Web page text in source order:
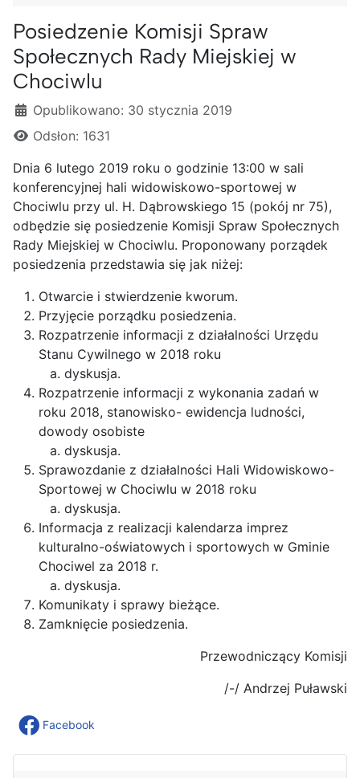
Posiedzenie Komisji Spraw
Społecznych Rady Miejskiej w
Chociwlu
Szczegóły
Opublikowano: 30 stycznia 2019
Odsłon: 1631
Dnia 6 lutego 2019 roku o godzinie 13:00 w sali
konferencyjnej hali widowiskowo-sportowej w
Chociwlu przy ul. H. Dąbrowskiego 15 (pokój nr 75),
odbędzie się posiedzenie Komisji Spraw Społecznych
Rady Miejskiej w Chociwlu. Proponowany porządek
posiedzenia przedstawia się jak niżej:
Otwarcie i stwierdzenie kworum.
Przyjęcie porządku posiedzenia.
Rozpatrzenie informacji z działalności Urzędu
Stanu Cywilnego w 2018 roku
dyskusja.
Rozpatrzenie informacji z wykonania zadań w
roku 2018, stanowisko- ewidencja ludności,
dowody osobiste
dyskusja.
Sprawozdanie z działalności Hali Widowiskowo-
Sportowej w Chociwlu w 2018 roku
dyskusja.
Informacja z realizacji kalendarza imprez
kulturalno-oświatowych i sportowych w Gminie
Chociwel za 2018 r.
dyskusja.
Komunikaty i sprawy bieżące.
Zamknięcie posiedzenia.
Przewodniczący Komisji
/-/ Andrzej Puławski
Facebook